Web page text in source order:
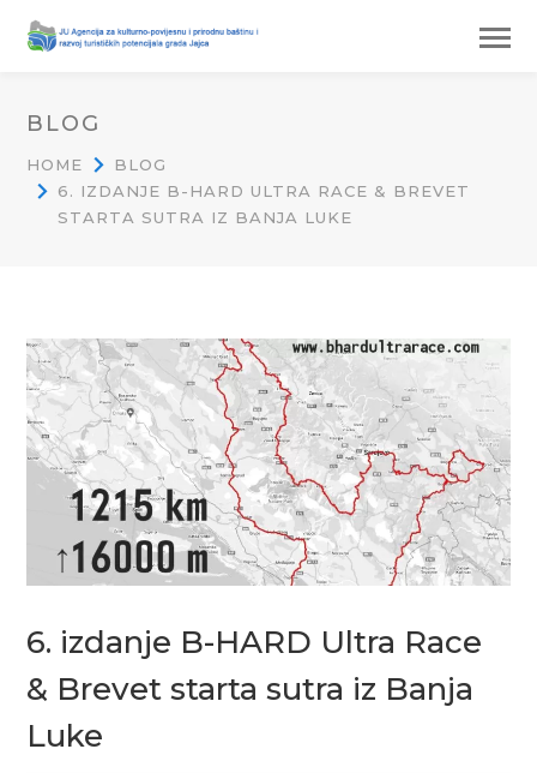
BLOG
HOME
BLOG
6. IZDANJE B-HARD ULTRA RACE & BREVET
STARTA SUTRA IZ BANJA LUKE
6. izdanje B-HARD Ultra Race
& Brevet starta sutra iz Banja
Luke